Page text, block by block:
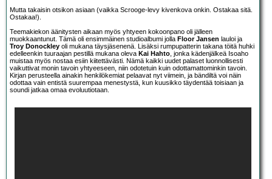
Mutta takaisin otsikon asiaan (vaikka Scrooge-levy kivenkova onkin. Ostakaa sitä.
Ostakaa!).
Teemakiekon äänitysten aikaan myös yhtyeen kokoonpano oli jälleen
muokkaantunut. Tämä oli ensimmäinen studioalbumi jolla Floor Jansen lauloi ja
Troy Donockley oli mukana täysjäsenenä. Lisäksi rumpupatterin takana töitä huhki
edelleenkin tuuraajan pestillä mukana oleva Kai Hahto, jonka kädenjälkeä Isoaho
muistaa myös nostaa esiin kiitettävästi. Nämä kaikki uudet palaset luonnollisesti
vaikuttivat monin tavoin yhtyeeseen, niin odotetuin kuin odottamattominkin tavoin.
Kirjan perusteella ainakin henkilökemiat pelaavat nyt viimein, ja bändiltä voi näin
odottaa vain entistä suurempaa menestystä, kun kuusikko täydentää toisiaan ja
soundi jatkaa omaa evoluutiotaan.